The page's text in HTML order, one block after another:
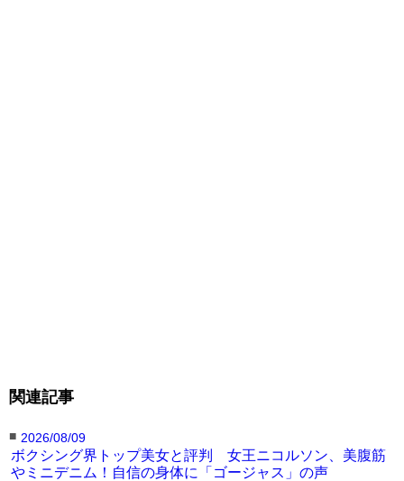
関連記事
■ 2026/08/09
ボクシング界トップ美女と評判 女王ニコルソン、美腹筋
やミニデニム！自信の身体に「ゴージャス」の声